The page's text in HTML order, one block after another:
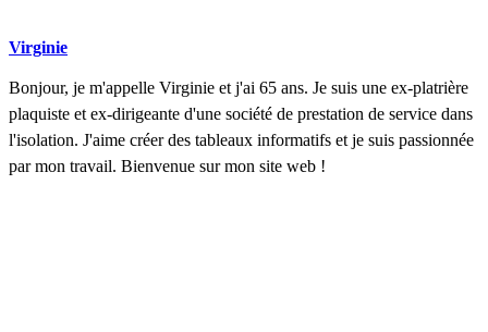
Virginie
Bonjour, je m'appelle Virginie et j'ai 65 ans. Je suis une ex-platrière
plaquiste et ex-dirigeante d'une société de prestation de service dans
l'isolation. J'aime créer des tableaux informatifs et je suis passionnée
par mon travail. Bienvenue sur mon site web !